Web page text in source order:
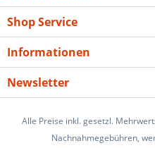
Shop Service
Informationen
Newsletter
Alle Preise inkl. gesetzl.
Nachnahmegebühren,